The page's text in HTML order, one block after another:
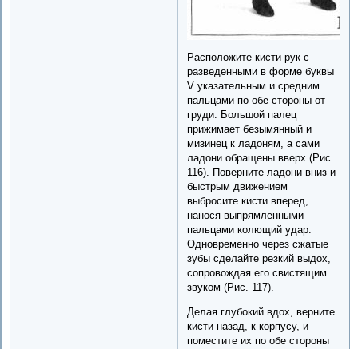
Расположите кисти рук с
разведенными в форме буквы
V указательным и средним
пальцами по обе стороны от
груди. Большой палец
прижимает безымянный и
мизинец к ладоням, а сами
ладони обращены вверх (Рис.
116). Поверните ладони вниз и
быстрым движением
выбросите кисти вперед,
нанося выпрямленными
пальцами колющий удар.
Одновременно через сжатые
зубы сделайте резкий выдох,
сопровождая его свистящим
звуком (Рис. 117).
Делая глубокий вдох, верните
кисти назад, к корпусу, и
поместите их по обе стороны